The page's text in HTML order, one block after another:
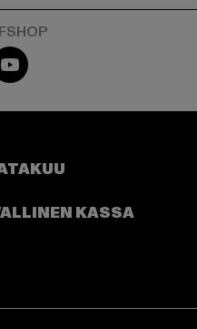
Instagram page:
our Facebook page:
Visit our YouTube channel:
KASSA